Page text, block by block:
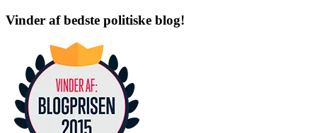
profile
on
profile
on
Vinder af bedste politiske blog!